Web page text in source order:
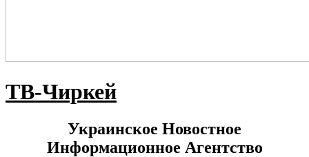
ТВ-Чиркей
Украинское Новостное
Информационное Агентство